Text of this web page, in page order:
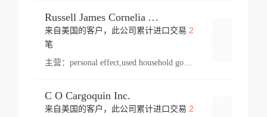
Russell James Cornelia Arlington Va
来自美国的客户，此公司累计进口交易 2
笔
主营： personal effect,used household goods
C O Cargoquin Inc.
来自美国的客户，此公司累计进口交易 2